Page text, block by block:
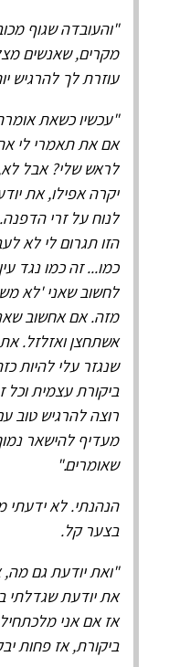
"והעובדה שגוף
מקרים, שאנשים
עוזרת לך להרגיש
"עכשיו כשאת
אם את תאמרי לי את
לראש שלי? אבל
יקרה אפילו, את
לנוח על זרי
הזו תגרום לי לא
כמו... זה כמו נגד
לחשוב שאני 'לא
מזה. אם אחשוב
אשתחצן ואזלזל.
שנגזר עלי להיות
ביקורת עצמית וכל
רוצה להרגיש טוב
מעדיף להישאר
שאומרים."
הנהנתי. לא ידעתי
בצער קל.
"ואת יודעת גם מה,
את יודעת שגדלתי
אז אם אני
ביקורת, אז פחות